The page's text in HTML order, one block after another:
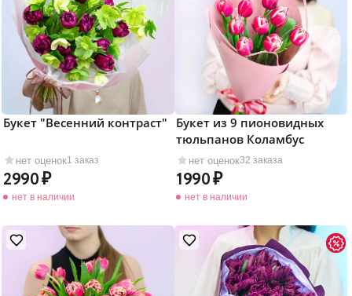
нет оценок1 заказ
Букет "Весенний контраст"
2990
нет в наличии
нет оценок32 заказа
Букет из 9 пионовидных
тюльпанов Коламбус
1990
нет в наличии